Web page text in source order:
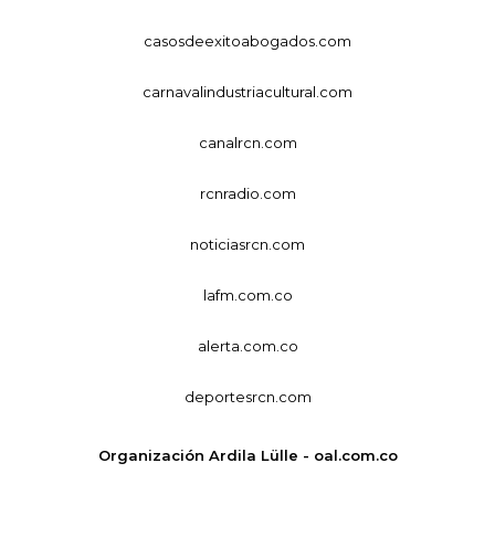
casosdeexitoabogados.com
carnavalindustriacultural.com
canalrcn.com
rcnradio.com
noticiasrcn.com
lafm.com.co
alerta.com.co
deportesrcn.com
Organización Ardila Lülle - oal.com.co